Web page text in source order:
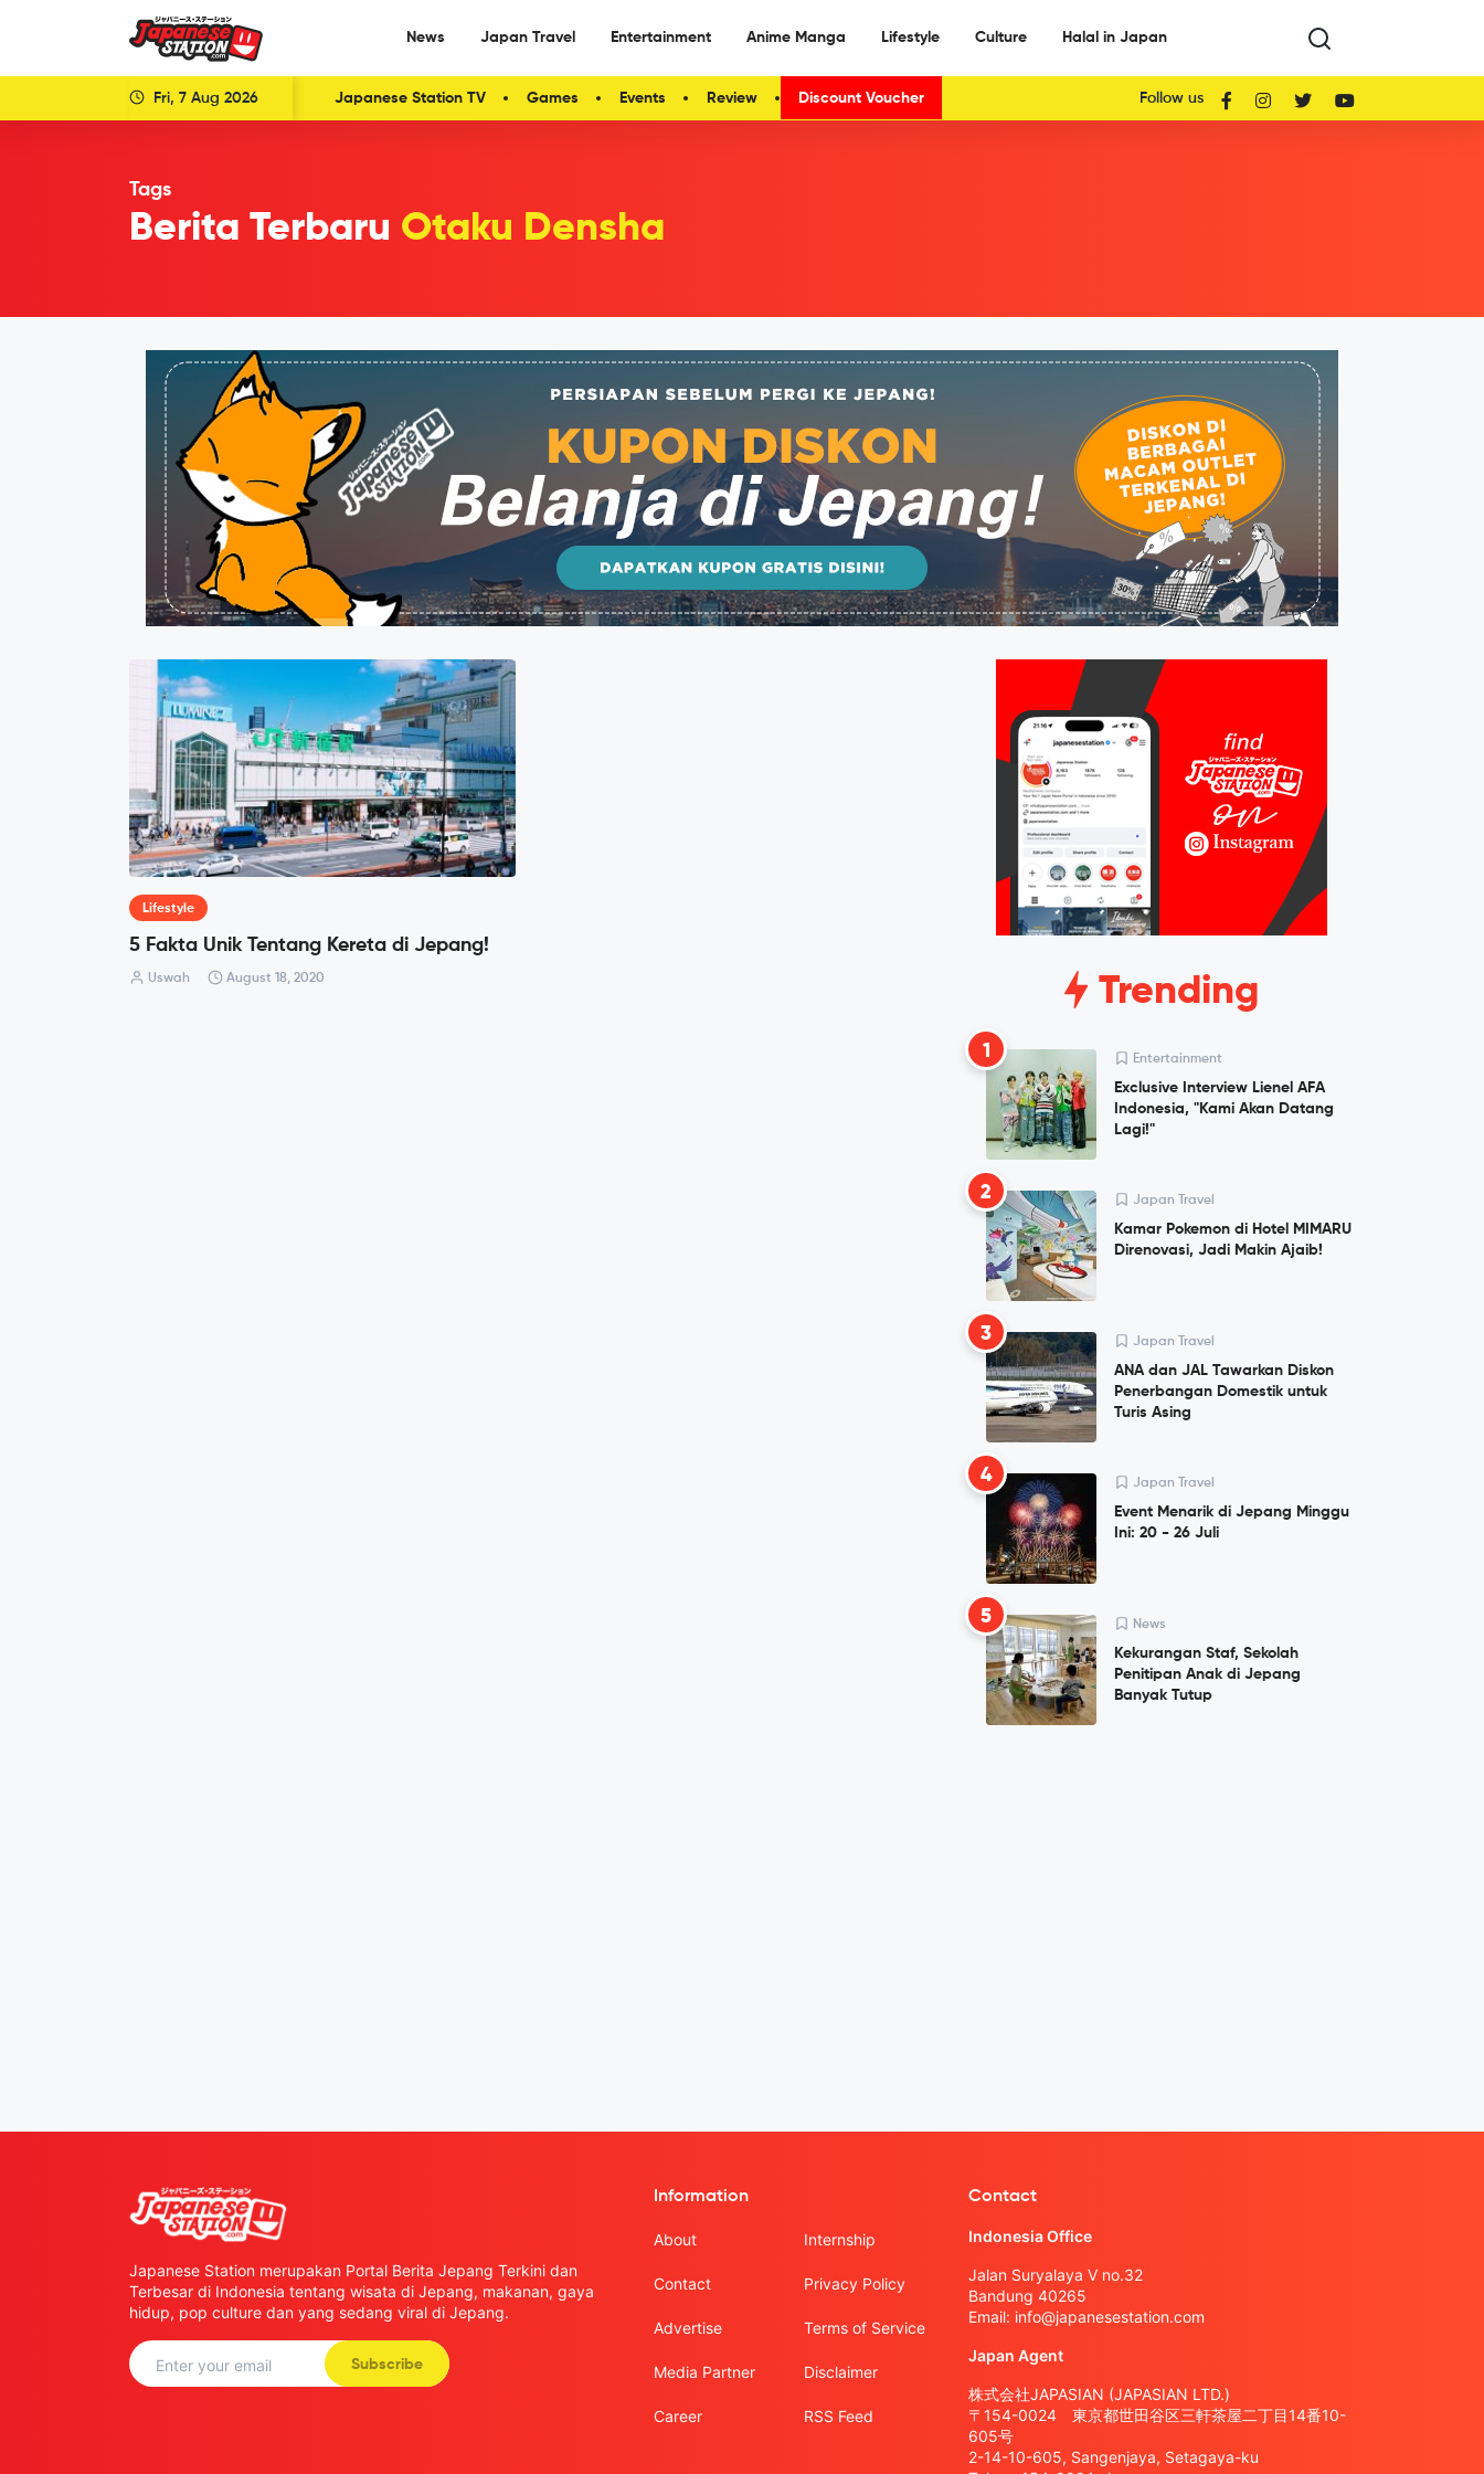
News Japan Travel Entertainment Anime Manga Lifestyle Culture Halal in Japan
Fri, 7 Aug 2026 Japanese Station TV Games Events Review Discount Voucher Follow us
Tags
Berita Terbaru Otaku Densha
Lifestyle
5 Fakta Unik Tentang Kereta di Jepang!
Uswah August 18, 2020 Trending
1 Entertainment
Exclusive Interview Lienel AFA
Indonesia, "Kami Akan Datang
Lagi!"
2 Japan Travel
Kamar Pokemon di Hotel MIMARU
Direnovasi, Jadi Makin Ajaib!
3 Japan Travel
ANA dan JAL Tawarkan Diskon
Penerbangan Domestik untuk
Turis Asing
4 Japan Travel
Event Menarik di Jepang Minggu
Ini: 20 - 26 Juli
5 News
Kekurangan Staf, Sekolah
Penitipan Anak di Jepang
Banyak Tutup
Japanese Station merupakan Portal Berita Jepang Terkini dan
Terbesar di Indonesia tentang wisata di Jepang, makanan, gaya
hidup, pop culture dan yang sedang viral di Jepang.
Subscribe
Information
About
Contact
Advertise
Media Partner
Career
Internship
Privacy Policy
Terms of Service
Disclaimer
RSS Feed
Contact
Indonesia Office
Jalan Suryalaya V no.32
Bandung 40265
Email: info@japanesestation.com
Japan Agent
株式会社JAPASIAN (JAPASIAN LTD.)
〒154-0024 東京都世田谷区三軒茶屋二丁目14番10-
605号
2-14-10-605, Sangenjaya, Setagaya-ku